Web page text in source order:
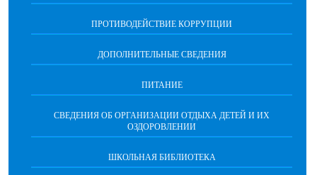
ПРОТИВОДЕЙСТВИЕ КОРРУПЦИИ
ДОПОЛНИТЕЛЬНЫЕ СВЕДЕНИЯ
ПИТАНИЕ
СВЕДЕНИЯ ОБ ОРГАНИЗАЦИИ ОТДЫХА ДЕТЕЙ И ИХ
ОЗДОРОВЛЕНИИ
ШКОЛЬНАЯ БИБЛИОТЕКА